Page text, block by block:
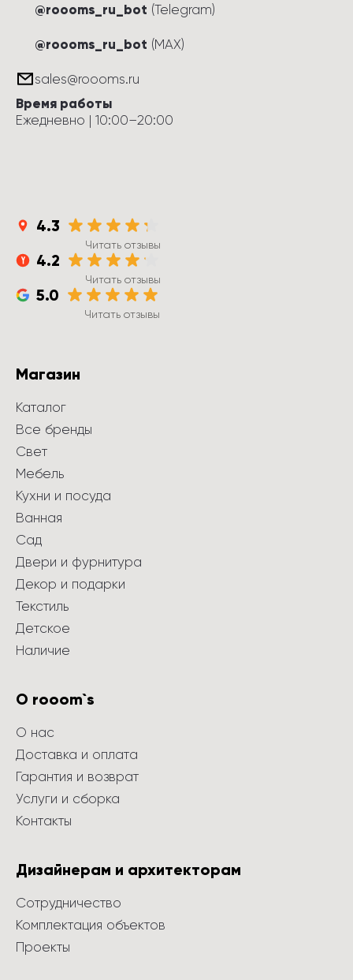
@roooms_ru_bot (Telegram)
@roooms_ru_bot (MAX)
sales@roooms.ru
Время работы
Ежедневно | 10:00–20:00
4.3
Читать отзывы
4.2
Читать отзывы
5.0
Читать отзывы
Магазин
Каталог
Все бренды
Свет
Мебель
Кухни и посуда
Ванная
Сад
Двери и фурнитура
Декор и подарки
Текстиль
Детское
Наличие
О rooom`s
О нас
Доставка и оплата
Гарантия и возврат
Услуги и сборка
Контакты
Дизайнерам и архитекторам
Сотрудничество
Комплектация объектов
Проекты